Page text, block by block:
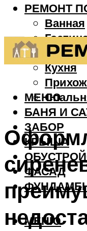
РЕМОНТ
Ванная
Кухня
БАНЯ И
ЗАБОР
КРЫША
ФАСАД
МЕНЮ
МЕНЮ